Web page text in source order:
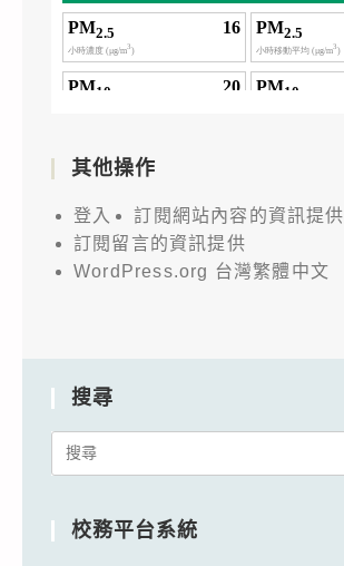
其他操作
登入
訂閱網站內容的資訊提供
訂閱留言的資訊提供
WordPress.org 台灣繁體中文
搜尋
Search
校務平台系統